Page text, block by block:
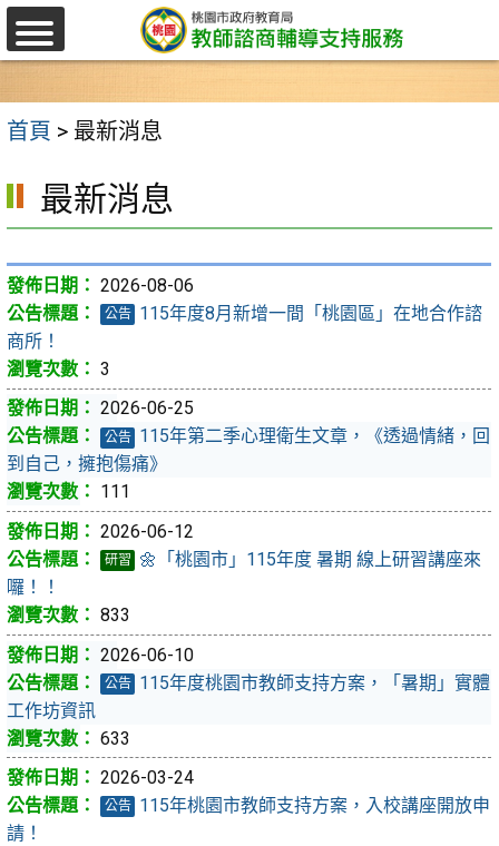
W
跳
主
容
區
首頁 > 最新消息
最新消息
2026-08-06
公告 115年度8月新增一間「桃園區」在地合作諮
商所！
3
2026-06-25
公告 115年第二季心理衛生文章，《透過情緒，回
到自己，擁抱傷痛》
111
2026-06-12
研習
🌼「桃園市」115年度 暑期 線上研習講座來
囉！！
833
2026-06-10
公告 115年度桃園市教師支持方案，「暑期」實體
工作坊資訊
633
2026-03-24
公告 115年桃園市教師支持方案，入校講座開放申
請！
選
單